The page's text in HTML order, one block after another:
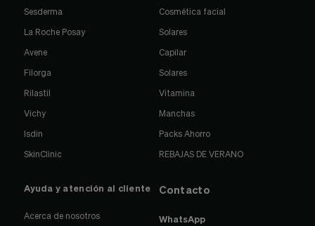
Sesderma
La Roche Posay
Avene
Filorga
Rilastil
Vichy
Isdin
SkinClinic
Cosmética facial
Solares
Capilar
Solares
Vitamina
Manchas
Packs Ahorro
REBAJAS DE VERANO
Ayuda y atención al cliente
Acerca de nosotros
Contacto
WhatsApp